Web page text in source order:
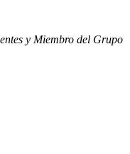
y Miembro del Grupo